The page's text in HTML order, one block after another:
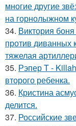
многие другие
на горнолыжном
34. Виктория
против диванных
тяжелая
35. Рэпер T -
второго ребенка.
36. Кристина
делится.
37. Российские